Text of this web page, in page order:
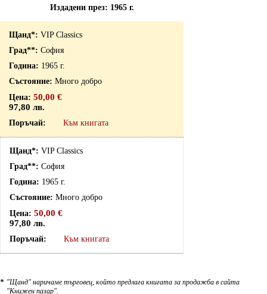
Издадени през: 1965 г.
VIP Classics
София
1965 г.
Много добро
50,00 €
97,80 лв.
Към книгата
VIP Classics
София
1965 г.
Много добро
50,00 €
97,80 лв.
Към книгата
* "Щанд" наричаме търговец, който предлага книгата за продажба в сайта
"Книжен пазар".